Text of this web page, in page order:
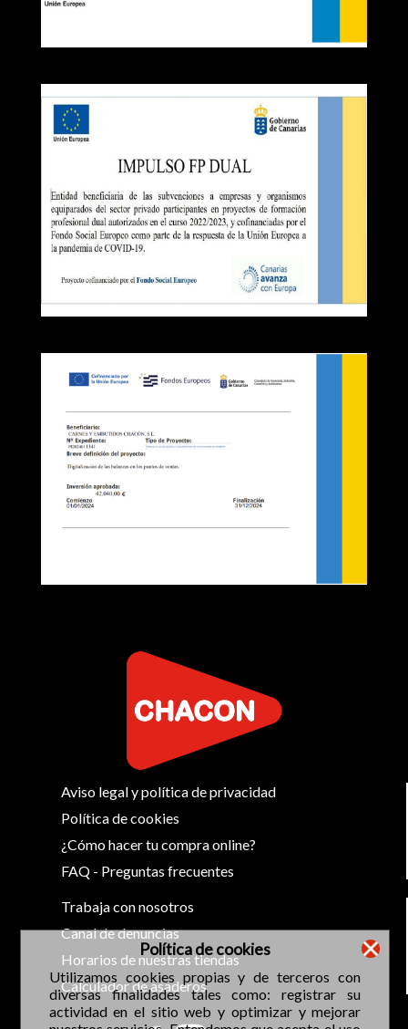
Aviso legal y política de privacidad
Política de cookies
¿Cómo hacer tu compra online?
FAQ - Preguntas frecuentes
Trabaja con nosotros
Canal de denuncias
Horarios de nuestras tiendas
Calculador de asaderos
Política de cookies
Utilizamos cookies propias y de terceros con
diversas finalidades tales como: registrar su
actividad en el sitio web y optimizar y mejorar